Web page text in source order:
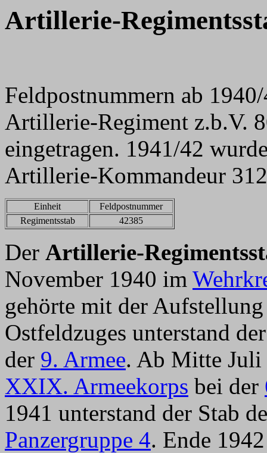
Artillerie-
Feldpostnummern ab
Artillerie-Regiment z.b.V.
eingetragen. 1941/42
Artillerie-Kommandeur
Einheit
Feldpostnummer
Regimentsstab
42385
Der Artillerie-
November 1940 im
gehörte mit der
Ostfeldzuges unterstand
der 9. Armee. Ab Mitte Juli
XXIX. Armeekorps bei der
1941 unterstand der Stab
Panzergruppe 4. Ende